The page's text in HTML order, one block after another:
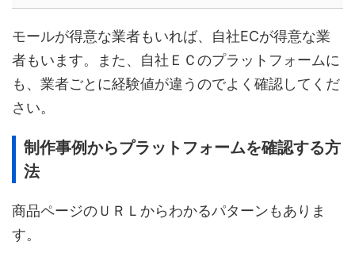
モールが得意な業者もいれば、自社ECが得意な業
者もいます。また、自社ＥＣのプラットフォームに
も、業者ごとに経験値が違うのでよく確認してくだ
さい。
制作事例からプラットフォームを確認する方
法
商品ページのＵＲＬからわかるパターンもありま
す。